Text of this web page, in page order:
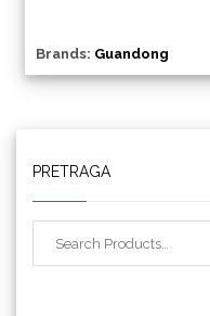
Brands: Guandong
PRETRAGA